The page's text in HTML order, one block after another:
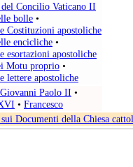
Concilio Vaticano II
bolle •
Costituzioni apostoliche
encicliche •
esortazioni apostoliche
Motu proprio •
lettere apostoliche
Giovanni Paolo II •
• Francesco
Documenti della Chiesa